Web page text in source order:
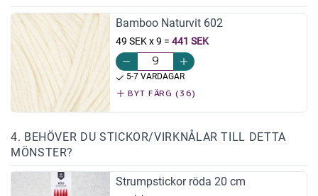
Bamboo Naturvit 602
49 SEK x 9 = 441 SEK
5-7 VARDAGAR
BYT FÄRG (36)
4. BEHÖVER DU STICKOR/VIRKNÅLAR TILL DETTA
MÖNSTER?
Strumpstickor röda 20 cm